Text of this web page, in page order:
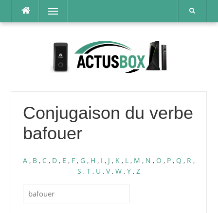
contenu
Menu
Conjugaison du verbe
bafouer
A , B , C , D , E , F , G , H , I , J , K , L , M , N , O , P , Q , R ,
S , T , U , V, W , Y , Z